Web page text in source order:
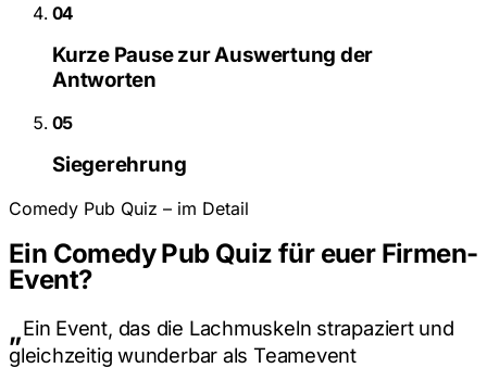
04
Kurze Pause zur Auswertung der
Antworten
05
Siegerehrung
Comedy Pub Quiz – im Detail
Ein Comedy Pub Quiz für euer Firmen-
Event?
„Ein Event, das die Lachmuskeln strapaziert und
gleichzeitig wunderbar als Teamevent